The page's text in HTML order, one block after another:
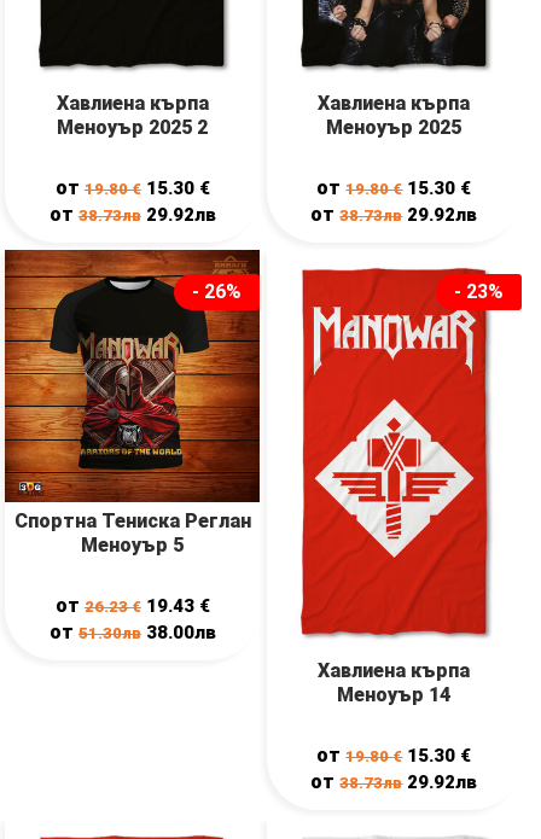
Хавлиена кърпа
Меноуър 2025 2
от19.80€ 15.30 €
от38.73лв 29.92лв
Хавлиена кърпа
Меноуър 2025
от19.80€ 15.30 €
от38.73лв 29.92лв
- 26%
Спортна Тениска Реглан
Меноуър 5
от26.23€ 19.43 €
от51.30лв 38.00лв
- 23%
Хавлиена кърпа
Меноуър 14
от19.80€ 15.30 €
от38.73лв 29.92лв